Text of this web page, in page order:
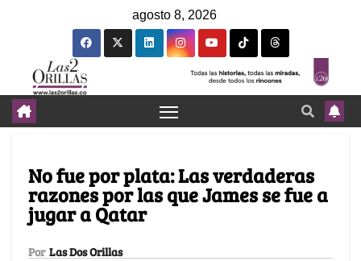
agosto 8, 2026
No fue por plata: Las verdaderas
razones por las que James se fue a
jugar a Qatar
Por Las Dos Orillas